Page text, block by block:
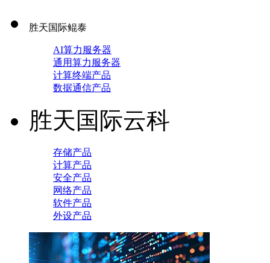
胜天国际鲲泰
AI算力服务器
通用算力服务器
计算终端产品
数据通信产品
胜天国际云科
存储产品
计算产品
安全产品
网络产品
软件产品
外设产品